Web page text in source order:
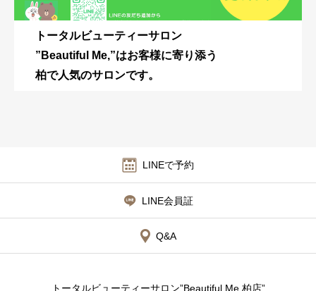
トータルビューティーサロン
”Beautiful Me,”はお客様に寄り添う
柏で人気のサロンです。
LINEで予約
LINE会員証
Q&A
トータルビューティーサロン”Beautiful Me,柏店”